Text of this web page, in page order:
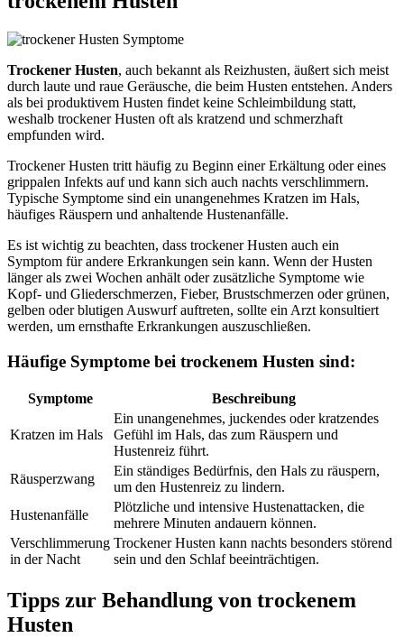
Trockener Husten, auch bekannt als Reizhusten, äußert sich meist
durch laute und raue Geräusche, die beim Husten entstehen. Anders
als bei produktivem Husten findet keine Schleimbildung statt,
weshalb trockener Husten oft als kratzend und schmerzhaft
empfunden wird.
Trockener Husten tritt häufig zu Beginn einer Erkältung oder eines
grippalen Infekts auf und kann sich auch nachts verschlimmern.
Typische Symptome sind ein unangenehmes Kratzen im Hals,
häufiges Räuspern und anhaltende Hustenanfälle.
Es ist wichtig zu beachten, dass trockener Husten auch ein
Symptom für andere Erkrankungen sein kann. Wenn der Husten
länger als zwei Wochen anhält oder zusätzliche Symptome wie
Kopf- und Gliederschmerzen, Fieber, Brustschmerzen oder grünen,
gelben oder blutigen Auswurf auftreten, sollte ein Arzt konsultiert
werden, um ernsthafte Erkrankungen auszuschließen.
Häufige Symptome bei trockenem Husten sind:
Symptome Beschreibung
Kratzen im Hals
Ein unangenehmes, juckendes oder kratzendes
Gefühl im Hals, das zum Räuspern und
Hustenreiz führt.
Räusperzwang
Ein ständiges Bedürfnis, den Hals zu räuspern,
um den Hustenreiz zu lindern.
Hustenanfälle
Plötzliche und intensive Hustenattacken, die
mehrere Minuten andauern können.
Verschlimmerung
in der Nacht
Trockener Husten kann nachts besonders störend
sein und den Schlaf beeinträchtigen.
Tipps zur Behandlung von trockenem
Husten